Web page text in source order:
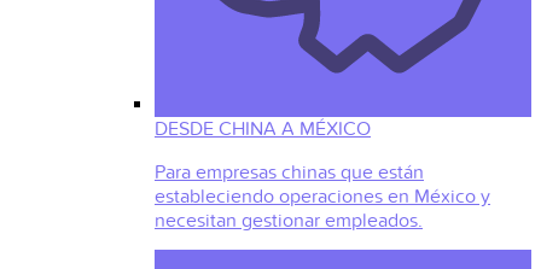
DESDE CHINA A MÉXICO
Para empresas chinas que están
estableciendo operaciones en México y
necesitan gestionar empleados.